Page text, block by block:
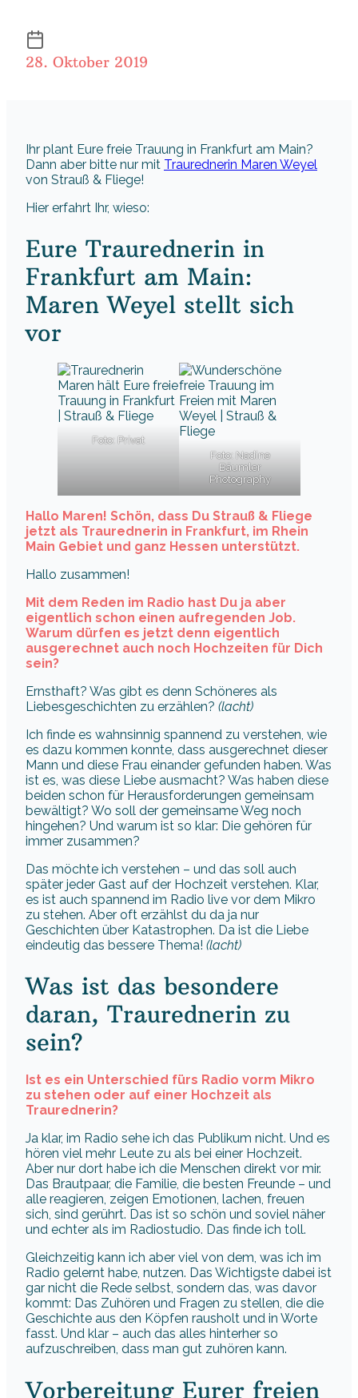
28. Oktober 2019
Ihr plant Eure freie Trauung in Frankfurt am Main?
Dann aber bitte nur mit Traurednerin Maren Weyel
von Strauß & Fliege!
Hier erfahrt Ihr, wieso:
Eure Traurednerin in
Frankfurt am Main:
Maren Weyel stellt sich
vor
Foto: Privat
Foto: Nadine
Bäumler
Photography
Hallo Maren! Schön, dass Du Strauß & Fliege
jetzt als Traurednerin in Frankfurt, im Rhein
Main Gebiet und ganz Hessen unterstützt.
Hallo zusammen!
Mit dem Reden im Radio hast Du ja aber
eigentlich schon einen aufregenden Job.
Warum dürfen es jetzt denn eigentlich
ausgerechnet auch noch Hochzeiten für Dich
sein?
Ernsthaft? Was gibt es denn Schöneres als
Liebesgeschichten zu erzählen? (lacht)
Ich finde es wahnsinnig spannend zu verstehen, wie
es dazu kommen konnte, dass ausgerechnet dieser
Mann und diese Frau einander gefunden haben. Was
ist es, was diese Liebe ausmacht? Was haben diese
beiden schon für Herausforderungen gemeinsam
bewältigt? Wo soll der gemeinsame Weg noch
hingehen? Und warum ist so klar: Die gehören für
immer zusammen?
Das möchte ich verstehen – und das soll auch
später jeder Gast auf der Hochzeit verstehen. Klar,
es ist auch spannend im Radio live vor dem Mikro
zu stehen. Aber oft erzählst du da ja nur
Geschichten über Katastrophen. Da ist die Liebe
eindeutig das bessere Thema! (lacht)
Was ist das besondere
daran, Traurednerin zu
sein?
Ist es ein Unterschied fürs Radio vorm Mikro
zu stehen oder auf einer Hochzeit als
Traurednerin?
Ja klar, im Radio sehe ich das Publikum nicht. Und es
hören viel mehr Leute zu als bei einer Hochzeit.
Aber nur dort habe ich die Menschen direkt vor mir.
Das Brautpaar, die Familie, die besten Freunde – und
alle reagieren, zeigen Emotionen, lachen, freuen
sich, sind gerührt. Das ist so schön und soviel näher
und echter als im Radiostudio. Das finde ich toll.
Gleichzeitig kann ich aber viel von dem, was ich im
Radio gelernt habe, nutzen. Das Wichtigste dabei ist
gar nicht die Rede selbst, sondern das, was davor
kommt: Das Zuhören und Fragen zu stellen, die die
Geschichte aus den Köpfen rausholt und in Worte
fasst. Und klar – auch das alles hinterher so
aufzuschreiben, dass man gut zuhören kann.
Vorbereitung Eurer freien